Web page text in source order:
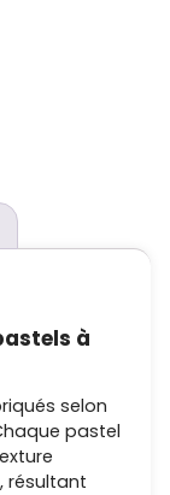
à
selon
pastel
résultant